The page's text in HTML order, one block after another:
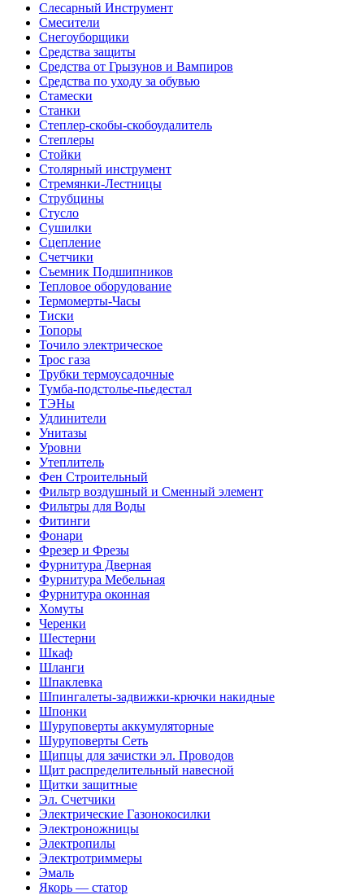
Слесарный Инструмент
Смесители
Снегоуборщики
Средства защиты
Средства от Грызунов и Вампиров
Средства по уходу за обувью
Стамески
Станки
Степлер-скобы-скобоудалитель
Степлеры
Стойки
Столярный инструмент
Стремянки-Лестницы
Струбцины
Стусло
Сушилки
Сцепление
Счетчики
Съемник Подшипников
Тепловое оборудование
Термомерты-Часы
Тиски
Топоры
Точило электрическое
Трос газа
Трубки термоусадочные
Тумба-подстолье-пьедестал
ТЭНы
Удлинители
Унитазы
Уровни
Утеплитель
Фен Строительный
Фильтр воздушный и Сменный элемент
Фильтры для Воды
Фитинги
Фонари
Фрезер и Фрезы
Фурнитура Дверная
Фурнитура Мебельная
Фурнитура оконная
Хомуты
Черенки
Шестерни
Шкаф
Шланги
Шпаклевка
Шпингалеты-задвижки-крючки накидные
Шпонки
Шуруповерты аккумуляторные
Шуруповерты Сеть
Щипцы для зачистки эл. Проводов
Щит распределительный навесной
Щитки защитные
Эл. Счетчики
Электрические Газонокосилки
Электроножницы
Электропилы
Электротриммеры
Эмаль
Якорь — статор